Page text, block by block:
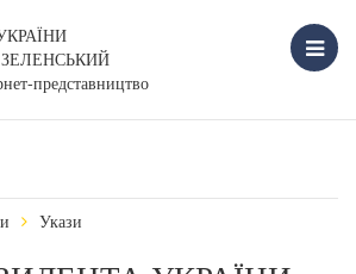
представництво
Укази